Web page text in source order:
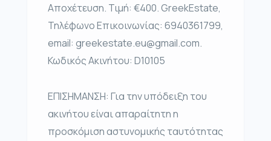
Αποχέτευση. Τιμή: €400. GreekEstate,
Τηλέφωνο Επικοινωνίας: 6940361799,
email: greekestate.eu@gmail.com.
Κωδικός Ακινήτου: D10105
ΕΠΙΣΗΜΑΝΣΗ: Για την υπόδειξη του
ακινήτου είναι απαραίτητη η
προσκόμιση αστυνομικής ταυτότητας